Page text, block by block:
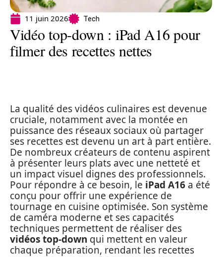
11 juin 2026 Tech
Vidéo top-down : iPad A16 pour
filmer des recettes nettes
La qualité des vidéos culinaires est devenue
cruciale, notamment avec la montée en
puissance des réseaux sociaux où partager
ses recettes est devenu un art à part entière.
De nombreux créateurs de contenu aspirent
à présenter leurs plats avec une netteté et
un impact visuel dignes des professionnels.
Pour répondre à ce besoin, le iPad A16 a été
conçu pour offrir une expérience de
tournage en cuisine optimisée. Son système
de caméra moderne et ses capacités
techniques permettent de réaliser des
vidéos top-down qui mettent en valeur
chaque préparation, rendant les recettes